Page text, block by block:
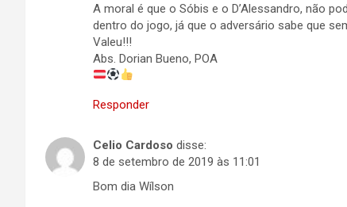
A moral é que o Sóbis e o D’Alessandro, não
dentro do jogo, já que o adversário sabe que
Valeu!!!
Abs. Dorian Bueno, POA
Responder
Celio Cardoso disse:
8 de setembro de 2019 às 11:01
Bom dia Wílson